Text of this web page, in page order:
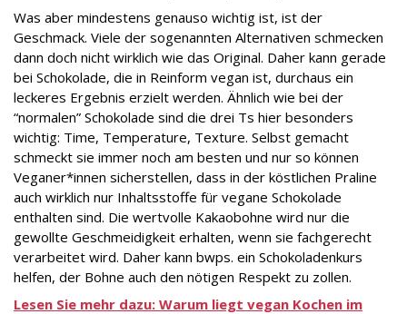
Was aber mindestens genauso wichtig ist, ist der
Geschmack. Viele der sogenannten Alternativen schmecken
dann doch nicht wirklich wie das Original. Daher kann gerade
bei Schokolade, die in Reinform vegan ist, durchaus ein
leckeres Ergebnis erzielt werden. Ähnlich wie bei der
“normalen” Schokolade sind die drei Ts hier besonders
wichtig: Time, Temperature, Texture. Selbst gemacht
schmeckt sie immer noch am besten und nur so können
Veganer*innen sicherstellen, dass in der köstlichen Praline
auch wirklich nur Inhaltsstoffe für vegane Schokolade
enthalten sind. Die wertvolle Kakaobohne wird nur die
gewollte Geschmeidigkeit erhalten, wenn sie fachgerecht
verarbeitet wird. Daher kann bwps. ein Schokoladenkurs
helfen, der Bohne auch den nötigen Respekt zu zollen.
Lesen Sie mehr dazu: Warum liegt vegan Kochen im